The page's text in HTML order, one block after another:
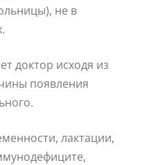
не в
доктор исходя из
появления
лактации,